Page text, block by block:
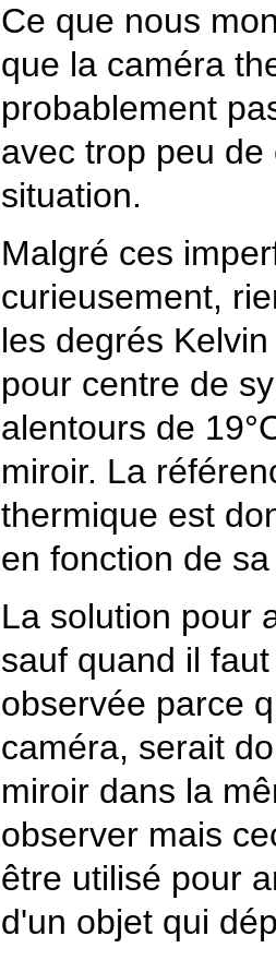
Ce que nous
que la caméra
probablement
avec trop peu
situation.
Malgré ces
curieusement,
les degrés
pour centre de
alentours de
miroir. La
thermique est
en fonction de
La solution pour
sauf quand il
observée parce
caméra, serait
miroir dans la
observer mais
être utilisé pour
d'un objet qui